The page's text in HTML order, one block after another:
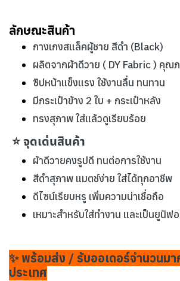
ลักษณะสินค้า
กางเกงสแล็คผู้ชาย สีดำ (Black)
ผลิตจากผ้าดีวาย ( DY Fabric ) คุณ
ซิปหน้าแข็งแรง ใช้งานลื่น ทนทาน
มีกระเป๋าข้าง 2 ใบ + กระเป๋าหลัง
ทรงสุภาพ ใส่แล้วดูเรียบร้อย
⭐ จุดเด่นสินค้า
ผ้าดีวายคงรูปดี ทนต่อการใช้งาน
สีดำสุภาพ แมตช์ง่าย ใส่ได้ทุกอาชีพ
ดีไซน์เรียบหรู เพิ่มความน่าเชื่อถือ
เหมาะสำหรับใส่ทำงาน และเป็นยูนิฟ
✨ พร้อมส่ง / รับออเดอร์จำนวนม
ประเทศ